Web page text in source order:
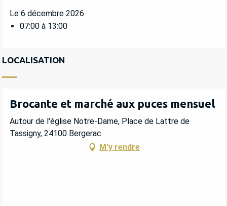
Le 6 décembre 2026
07:00 à 13:00
LOCALISATION
Brocante et marché aux puces mensuel
Autour de l'église Notre-Dame, Place de Lattre de
Tassigny, 24100 Bergerac
M'y rendre